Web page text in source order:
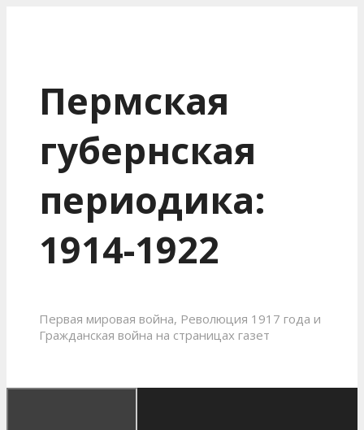
Пермская
губернская
периодика:
1914-1922
Первая мировая война, Революция 1917 года и
Гражданская война на страницах газет